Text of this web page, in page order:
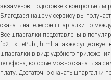
экзаменов, подготовке к контрольным
Благодаря нашему сервису вы
скачать на телефон шпаргалки по
Все шпаргалки представлены в
fb2, txt, ePub , html, а также существует
шпаргалки в виде удобного
телефона, которые можно скачать за
плату. Достаточно скачать шпаргалки